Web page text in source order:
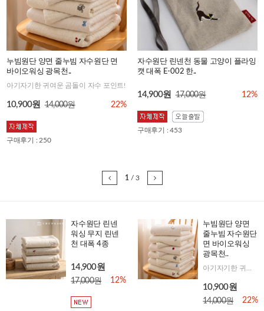
누빔원단 양면 줄누빔 자수원단 면
바이오워싱 광목천..
아기자기한 귀여운 곰돌이 자수 포인트!
10,900원 14,000원 22%
구매후기 : 250
자수원단 린넨천 동물 고양이 플라잉
캣 대폭 E-002 한..
14,900원 17,000원 12%
구매후기 : 453
1 / 3
자수원단 린넨
워싱 무지 린넨
천 대폭 4종
14,900원
17,000원 12%
누빔원단 양면
줄누빔 자수원단
면 바이오워싱
광목천..
10,900원
14,000원 22%